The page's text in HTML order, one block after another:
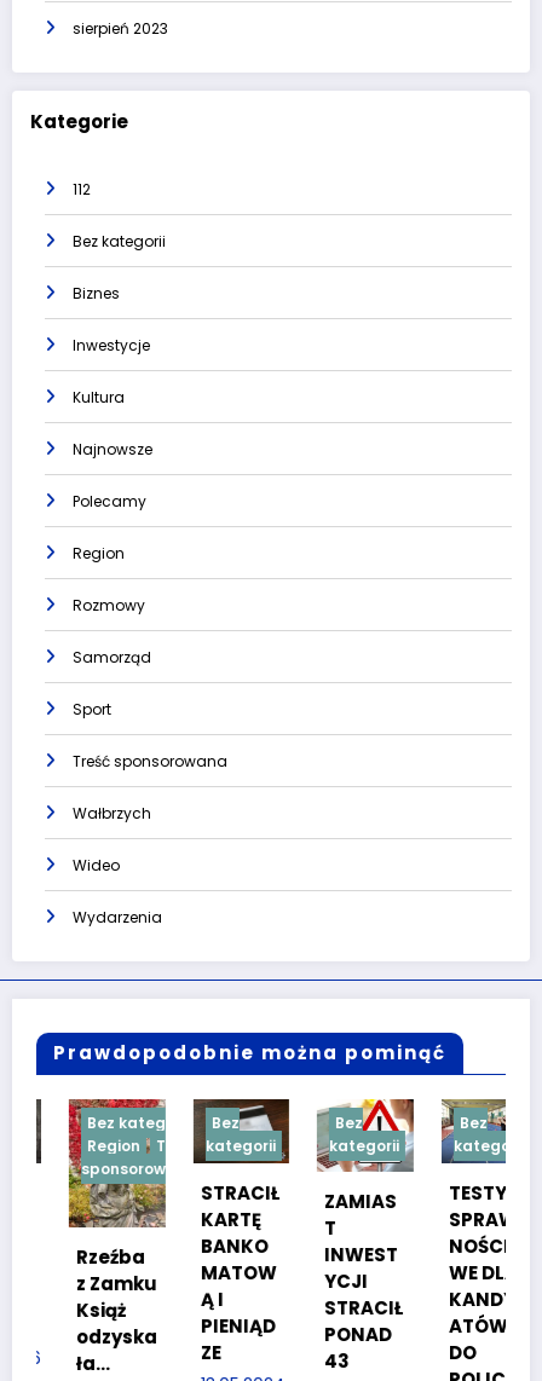
sierpień 2023
Kategorie
112
Bez kategorii
Biznes
Inwestycje
Kultura
Najnowsze
Polecamy
Region
Rozmowy
Samorząd
Sport
Treść sponsorowana
Wałbrzych
Wideo
Wydarzenia
Prawdopodobnie można pominąć
Bez kategorii
Region
Treść
sponsorowana
Rzeźba
z Zamku
Książ
odzyska
Bez
kategorii
STRACIŁ
KARTĘ
BANKO
MATOW
PIENIĄD
Bez
kategorii
ZAMIAS
INWEST
YCJI
STRACIŁ
PONAD
Bez
kategorii
TESTY
SPRAW
NOŚCIO
WE DLA
KANDYD
ATÓW